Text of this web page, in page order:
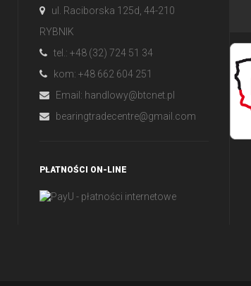
ul. Raciborska 125d, 44-210
RYBNIK
tel.: +48 (32) 724 51 34
kom: +48 662 604 251
Email: handlowy@btcnet.pl
bearingtradecentre@gmail.com
PŁATNOŚCI ON-LINE